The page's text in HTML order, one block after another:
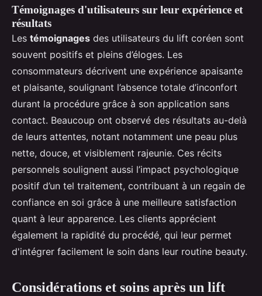
Témoignages d'utilisateurs sur leur expérience et
résultats
Les témoignages des utilisateurs du lift coréen sont
souvent positifs et pleins d’éloges. Les
consommateurs décrivent une expérience apaisante
et plaisante, soulignant l’absence totale d’inconfort
durant la procédure grâce à son application sans
contact. Beaucoup ont observé des résultats au-delà
de leurs attentes, notant notamment une peau plus
nette, douce, et visiblement rajeunie. Ces récits
personnels soulignent aussi l’impact psychologique
positif d’un tel traitement, contribuant à un regain de
confiance en soi grâce à une meilleure satisfaction
quant à leur apparence. Les clients apprécient
également la rapidité du procédé, qui leur permet
d'intégrer facilement le soin dans leur routine beauty.
Considérations et soins après un lift